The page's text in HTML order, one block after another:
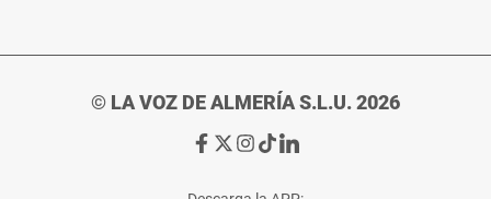
© LA VOZ DE ALMERÍA S.L.U. 2026
Ir
Ir
Ir Ir Ir